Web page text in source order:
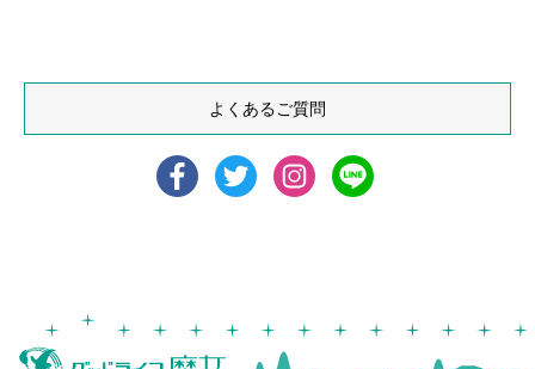
よくあるご質問